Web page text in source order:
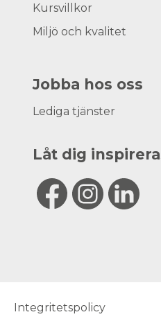
Kursvillkor
Miljö och kvalitet
Jobba hos oss
Lediga tjänster
Låt dig
Integritetspolicy